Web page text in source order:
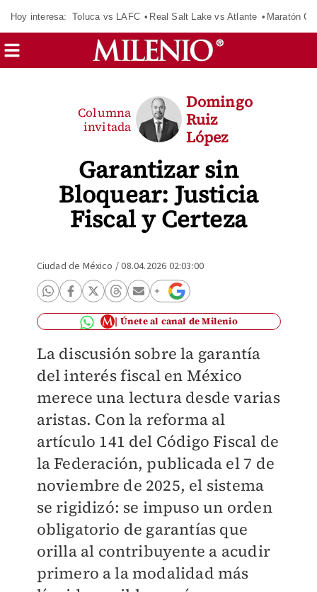
Hoy interesa: Toluca vs LAFC Real Salt Lake vs Atlante Maratón
Garantizar sin
Bloquear: Justicia
Fiscal y Certeza
Columna
invitada
Domingo
Ruiz
López
Ciudad de México /08.04.2026 02:03:00
Únete al canal de Milenio
La discusión sobre la garantía
del interés fiscal en México
merece una lectura desde varias
aristas. Con la reforma al
artículo 141 del Código Fiscal de
la Federación, publicada el 7 de
noviembre de 2025, el sistema
se rigidizó: se impuso un orden
obligatorio de garantías que
orilla al contribuyente a acudir
primero a la modalidad más